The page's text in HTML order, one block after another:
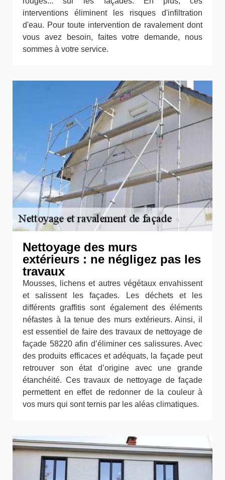
interventions éliminent les risques d'infiltration
d'eau. Pour toute intervention de ravalement dont
vous avez besoin, faites votre demande, nous
sommes à votre service.
Nettoyage des murs
extérieurs : ne négligez pas les
travaux
Mousses, lichens et autres végétaux envahissent
et salissent les façades. Les déchets et les
différents graffitis sont également des éléments
néfastes à la tenue des murs extérieurs. Ainsi, il
est essentiel de faire des travaux de nettoyage de
façade 58220 afin d’éliminer ces salissures. Avec
des produits efficaces et adéquats, la façade peut
retrouver son état d’origine avec une grande
étanchéité. Ces travaux de nettoyage de façade
permettent en effet de redonner de la couleur à
vos murs qui sont ternis par les aléas climatiques.